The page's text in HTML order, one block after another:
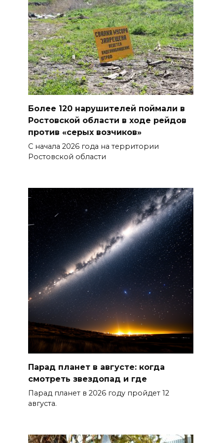
федеральных трасс поливают
водой
07 августа 2026 14:55
Сотрудники ДПС помогли
женщине с ребенком на
трассе М-4 «Дон»
07 августа 2026 14:33
В Батайске в заброшенном
здании произошло короткое
замыкание
Учиться, чтобы работать
07 августа 2026 14:28
Раскаленный август
07 августа 2026 14:28
До 120 человек на борту:
новому «Метеору» присвоили
имя «Андрей Байков»
07 августа 2026 14:25
Миграционная ситуация на
Дону
надвигаются ливни с градом
Более 120 нарушителей поймали в
Ростовской области в ходе рейдов
против «серых возчиков»
С начала 2026 года на территории
Ростовской области
Парад планет в августе: когда
смотреть звездопад и где
Парад планет в 2026 году пройдет 12
августа.